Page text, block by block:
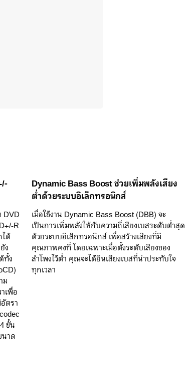
DVD
R
ด้
ง
ทั้ง
ม
เพื่อ
ตรา
ขั้น
าด
Dynamic Bass Boost ช่วยเพิ่มพลังเสียง
ต่ำด้วยระบบอิเล็กทรอนิกส์
เมื่อใช้งาน Dynamic Bass Boost (DBB) จะ
เป็นการเพิ่มพลังให้กับความถี่เสียงเบสระดับต่ำสุด
ด้วยระบบอิเล็กทรอนิกส์ เพื่อสร้างเสียงที่มี
คุณภาพคงที่ โดยเฉพาะเมื่อตั้งระดับเสียงของ
ลำโพงไว้ต่ำ คุณจะได้ยินเสียงเบสที่น่าประทับใจ
ทุกเวลา